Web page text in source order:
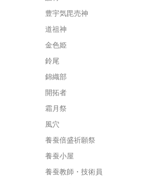
豊宇気毘売神
道祖神
金色姫
鈴尾
錦織部
開拓者
霜月祭
風穴
養蚕倍盛祈願祭
養蚕小屋
養蚕教師・技術員